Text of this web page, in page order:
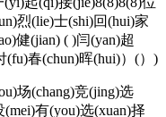
烈(lie)士(shi)回(hui)家
健(jian) ( )闫(yan)超
(fu)春(chun)晖(hui)）(）)
(chang)竞(jing)选
有(you)选(xuan)择